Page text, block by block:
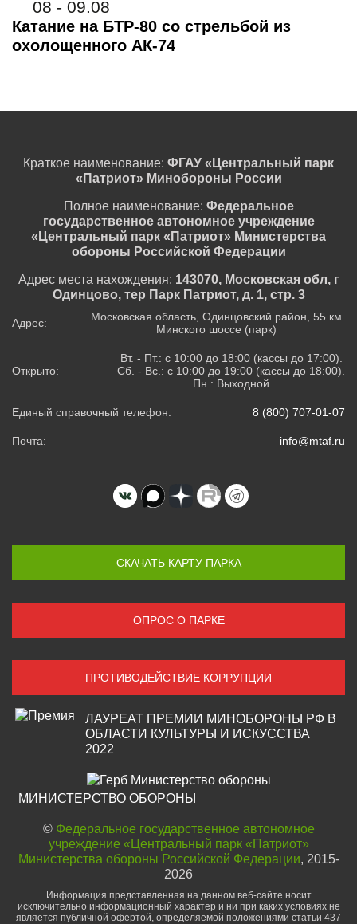
08 - 09.08
Катание на БТР-80 со стрельбой из
охолощенного АК-74
Краткое наименование: ФГАУ «Центральный парк
«Патриот» Минобороны России
Полное наименование: Федеральное
государственное автономное учреждение
«Центральный парк «Патриот» Министерства
обороны Российской Федерации
Адрес места нахождения: 143070, Московская обл, г
Одинцово, тер Парк Патриот, д. 1, стр. 3
Адрес:
Московская область, Одинцовский район, 55 км
Минского шоссе (парк)
Открыто:
Вт. - Пт.: с 10:00 до 18:00 (кассы до 17:00).
Сб. - Вс.: с 10:00 до 19:00 (кассы до 18:00).
Пн.: Выходной
Единый справочный телефон: 8 (800) 707-01-07
Почта: info@mtaf.ru
СКАЧАТЬ КАРТУ ПАРКА
ОПРОС О ПАРКЕ
ПРОТИВОДЕЙСТВИЕ КОРРУПЦИИ
ЛАУРЕАТ ПРЕМИИ МИНОБОРОНЫ РФ В
ОБЛАСТИ КУЛЬТУРЫ И ИСКУССТВА
2022
МИНИСТЕРСТВО ОБОРОНЫ
© Федеральное государственное автономное
учреждение «Центральный парк «Патриот»
Министерства обороны Российской Федерации, 2015-
2026
Информация представленная на данном веб-сайте носит
исключительно информационный характер и ни при каких условиях не
является публичной офертой, определяемой положениями статьи 437